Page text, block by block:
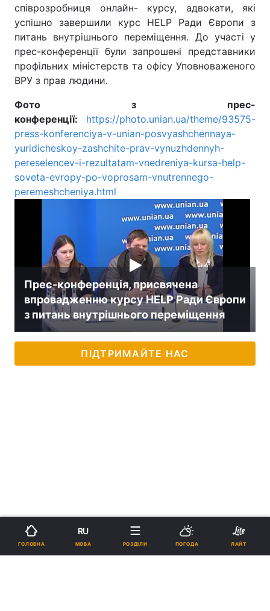
співрозробниця онлайн- курсу, адвокати, які
успішно завершили курс HELP Ради Європи з
питань внутрішнього переміщення. До участі у
прес-конференції були запрошені представники
профільних міністерств та офісу Уповноваженого
ВРУ з прав людини.
Фото з прес-
конференції:
https://photo.unian.ua/theme/93575-
press-konferenciya-v-unian-posvyashchennaya-
yuridicheskoy-zashchite-prav-vynuzhdennyh-
pereselencev-i-rezultatam-vnedreniya-kursa-help-
soveta-evropy-po-voprosam-vnutrennego-
peremeshcheniya.html
Прес-конференція, присвячена
впровадженню курсу HELP Ради Європи
з питань внутрішнього переміщення
ПІДТРИМАЙТЕ НАС
ГОЛОВНА
RU
МОВА РОЗДІЛИ ПОГОДА ЛАЙТ